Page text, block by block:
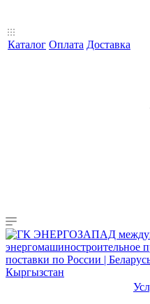
Каталог Оплата Доставка